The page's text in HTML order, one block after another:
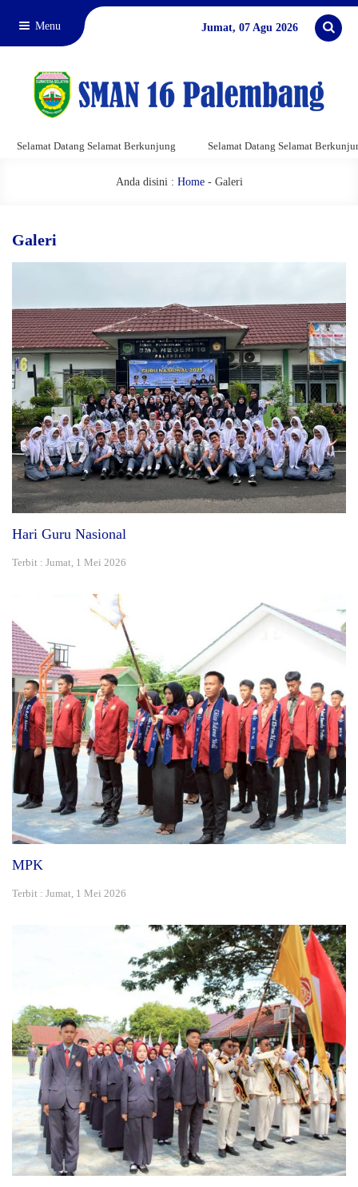
Menu Jumat, 07 Agu 2026
Selamat Berkunjung Selamat Datang Selamat Berkunjung
Anda disini : Home- Galeri
Galeri
Hari Guru Nasional
Terbit : Jumat, 1 Mei 2026
MPK
Terbit : Jumat, 1 Mei 2026